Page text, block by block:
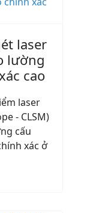
laser
lường
cao
laser
- CLSM)
cấu
xác ở